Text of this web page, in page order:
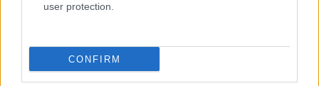
user protection.
CONFIRM
AZ EMBERSÉG ÜNNEPE